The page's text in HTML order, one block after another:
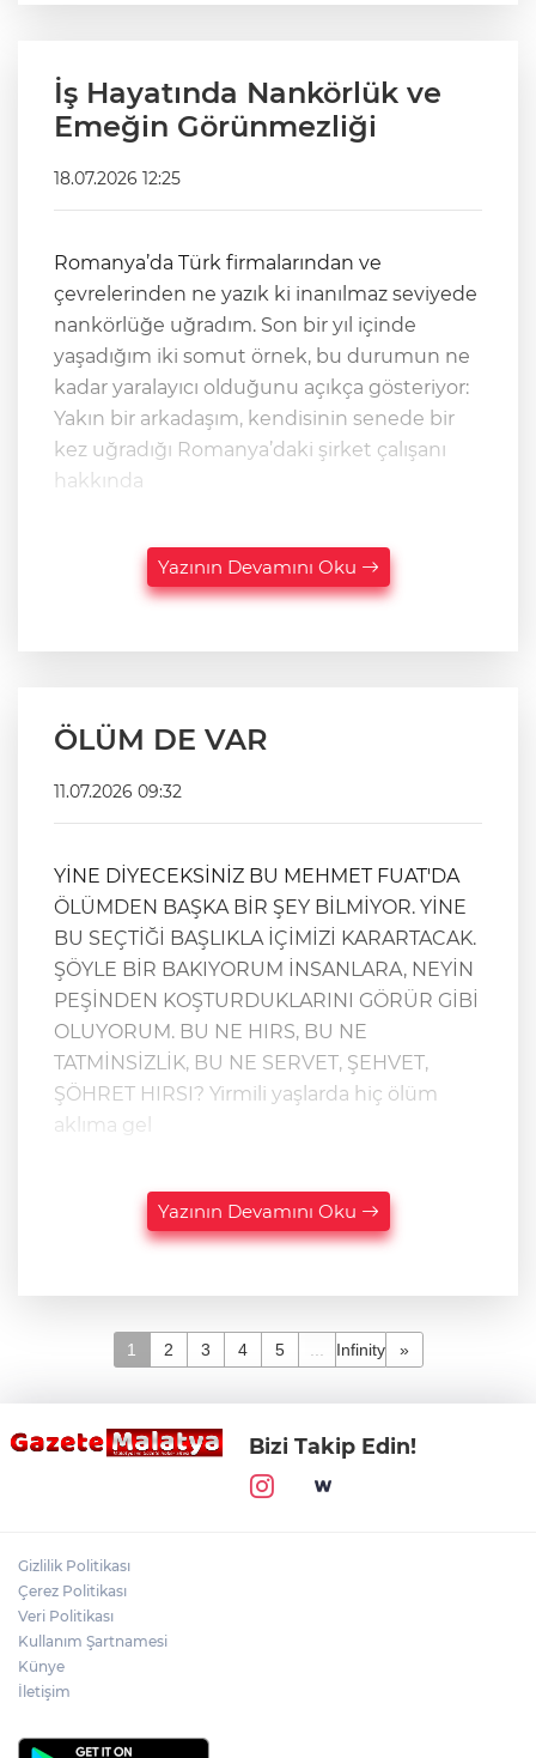
İş Hayatında Nankörlük ve
Emeğin Görünmezliği
18.07.2026 12:25
​Romanya’da Türk firmalarından ve
çevrelerinden ne yazık ki inanılmaz seviyede
nankörlüğe uğradım. Son bir yıl içinde
yaşadığım iki somut örnek, bu durumun ne
kadar yaralayıcı olduğunu açıkça gösteriyor: ​
Yakın bir arkadaşım, kendisinin senede bir
kez uğradığı Romanya’daki şirket çalışanı
hakkında
Yazının Devamını Oku
ÖLÜM DE VAR
11.07.2026 09:32
YİNE DİYECEKSİNİZ BU MEHMET FUAT'DA
ÖLÜMDEN BAŞKA BİR ŞEY BİLMİYOR. YİNE
BU SEÇTİĞİ BAŞLIKLA İÇİMİZİ KARARTACAK.
ŞÖYLE BİR BAKIYORUM İNSANLARA, NEYİN
PEŞİNDEN KOŞTURDUKLARINI GÖRÜR GİBİ
OLUYORUM. BU NE HIRS, BU NE
TATMİNSİZLİK, BU NE SERVET, ŞEHVET,
ŞÖHRET HIRSI? Yirmili yaşlarda hiç ölüm
aklıma gel
Yazının Devamını Oku
1 2 3 4 5 Infinity »
Bizi Takip Edin!
Gizlilik Politikası
Çerez Politikası
Veri Politikası
Kullanım Şartnamesi
Künye
İletişim